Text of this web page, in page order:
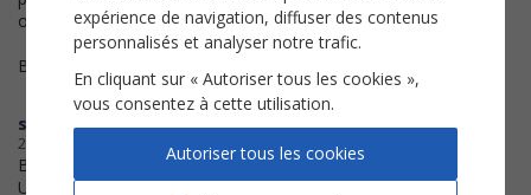
originale.
Bien cordialement
stollere
25-03-2020
Bonjour,
Un énorme merci d'avoir accepté
expérience de navigation, diffuser des contenus
personnalisés et analyser notre trafic.
En cliquant sur « Autoriser tous les cookies »,
vous consentez à cette utilisation.
Autoriser tous les cookies